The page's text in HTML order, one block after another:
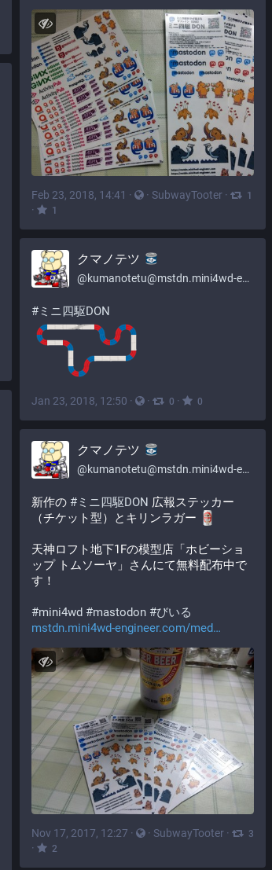
Feb 23, 2018, 14:41 · · SubwayTooter · 1
· 1
クマノテツ
@kumanotetu@mstdn.mini4wd-engineer.com
#ミニ四駆DON
Jan 23, 2018, 12:50 · · 0 · 0
クマノテツ
@kumanotetu@mstdn.mini4wd-engineer.com
新作の #ミニ四駆DON 広報ステッカー
（チケット型）とキリンラガー
天神ロフト地下1Fの模型店「ホビーショ
ップ トムソーヤ」さんにて無料配布中で
す！
#mini4wd #mastodon #びいる
mstdn.mini4wd-engineer.com/med
Nov 17, 2017, 12:27 · · SubwayTooter · 3
· 2